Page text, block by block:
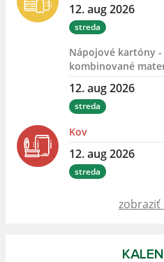
12. aug 2026
streda
Nápojové kartóny
kombinované
12. aug 2026
streda
Kov
12. aug 2026
streda
zobraziť